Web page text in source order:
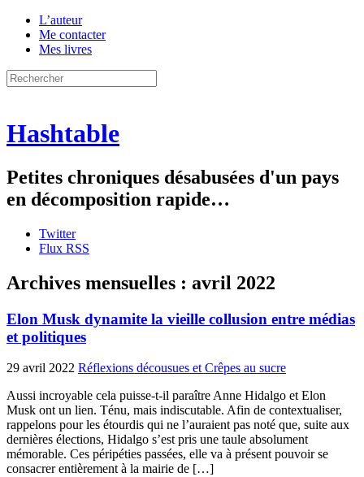
L’auteur
Me contacter
Mes livres
Hashtable
Petites chroniques désabusées d'un pays
en décomposition rapide…
Twitter
Flux RSS
Archives mensuelles : avril 2022
Elon Musk dynamite la vieille collusion entre médias
et politiques
29 avril 2022 Réflexions décousues et Crêpes au sucre
Aussi incroyable cela puisse-t-il paraître Anne Hidalgo et Elon
Musk ont un lien. Ténu, mais indiscutable. Afin de contextualiser,
rappelons pour les étourdis qui ne l’auraient pas noté que, suite aux
dernières élections, Hidalgo s’est pris une taule absolument
mémorable. Ces péripéties passées, elle va à présent pouvoir se
consacrer entièrement à la mairie de […]